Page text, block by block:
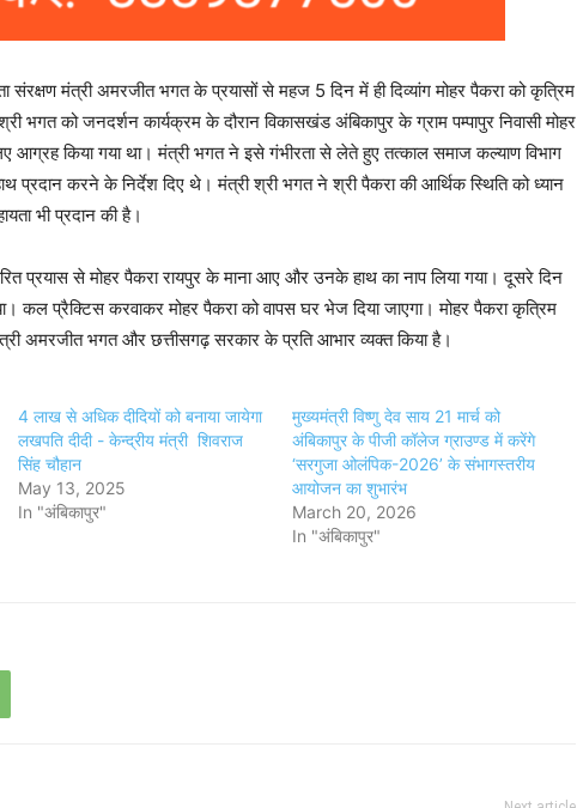
संरक्षण मंत्री अमरजीत भगत के प्रयासों से महज 5 दिन में ही दिव्यांग मोहर पैकरा को कृत्रिम
भगत को जनदर्शन कार्यक्रम के दौरान विकासखंड अंबिकापुर के ग्राम पम्पापुर निवासी मोहर
आग्रह किया गया था। मंत्री भगत ने इसे गंभीरता से लेते हुए तत्काल समाज कल्याण विभाग
प्रदान करने के निर्देश दिए थे। मंत्री श्री भगत ने श्री पैकरा की आर्थिक स्थिति को ध्यान
भी प्रदान की है।
प्रयास से मोहर पैकरा रायपुर के माना आए और उनके हाथ का नाप लिया गया। दूसरे दिन
कल प्रैक्टिस करवाकर मोहर पैकरा को वापस घर भेज दिया जाएगा। मोहर पैकरा कृत्रिम
अमरजीत भगत और छत्तीसगढ़ सरकार के प्रति आभार व्यक्त किया है।
4 लाख से अधिक दीदियों को बनाया जायेगा
लखपति दीदी - केन्द्रीय मंत्री शिवराज
सिंह चौहान
May 13, 2025
In "अंबिकापुर"
मुख्यमंत्री विष्णु देव साय 21 मार्च को
अंबिकापुर के पीजी कॉलेज ग्राउण्ड में करेंगे
‘सरगुजा ओलंपिक-2026’ के संभागस्तरीय
आयोजन का शुभारंभ
March 20, 2026
In "अंबिकापुर"